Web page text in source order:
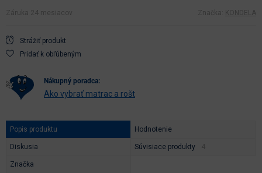
Záruka 24 mesiacov Značka: KONDELA
Strážiť produkt
Pridať k obľúbeným
nákupný poradca:
Ako vybrať matrac a rošt
Popis produktu Hodnotenie
Diskusia Súvisiace produkty
Značka